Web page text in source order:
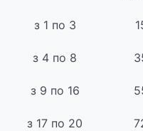
з 1 по 3
з 4 по 8
з 9 по 16
з 17 по 20